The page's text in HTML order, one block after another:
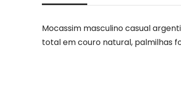
Mocassim masculino casual
total em couro natural, palmilhas